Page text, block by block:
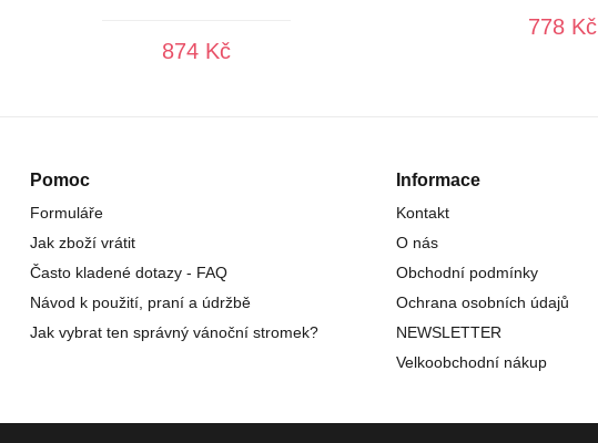
874 Kč
778 Kč
Pomoc
Formuláře
Jak zboží vrátit
Často kladené dotazy - FAQ
Návod k použití, praní a údržbě
Jak vybrat ten správný vánoční stromek?
Informace
Kontakt
O nás
Obchodní podmínky
Ochrana osobních údajů
NEWSLETTER
Velkoobchodní nákup